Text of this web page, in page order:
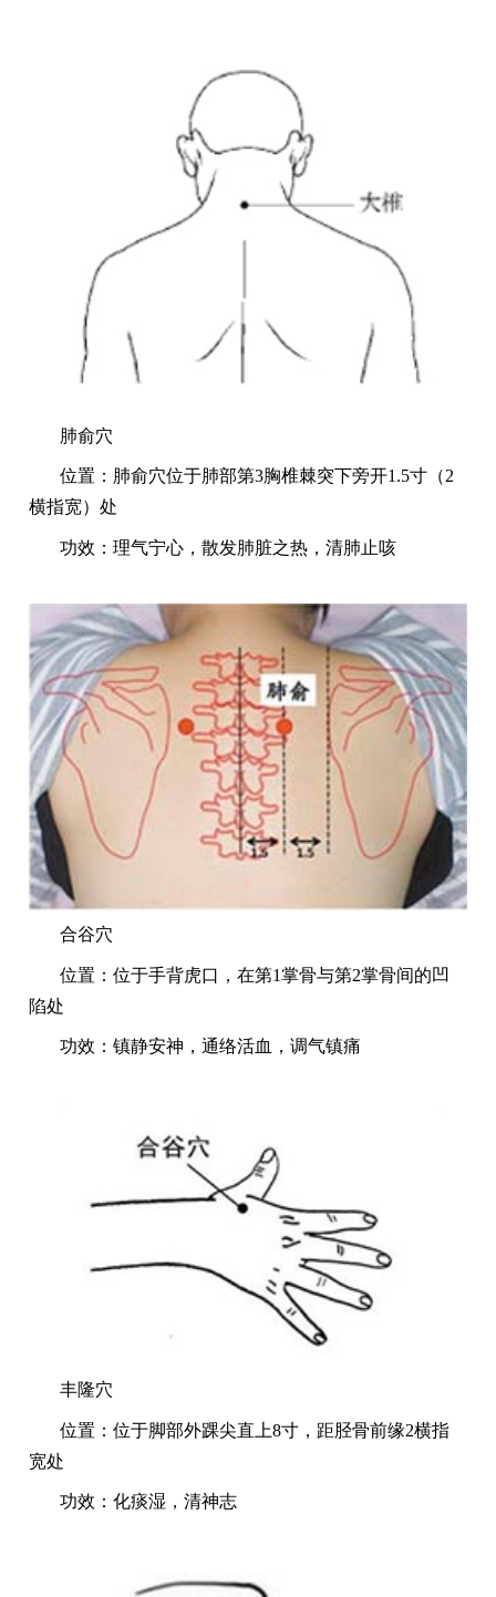
肺俞穴
位置：肺俞穴位于肺部第3胸椎棘突下旁开1.5寸（2
横指宽）处
功效：理气宁心，散发肺脏之热，清肺止咳
合谷穴
位置：位于手背虎口，在第1掌骨与第2掌骨间的凹
陷处
功效：镇静安神，通络活血，调气镇痛
丰隆穴
位置：位于脚部外踝尖直上8寸，距胫骨前缘2横指
宽处
功效：化痰湿，清神志